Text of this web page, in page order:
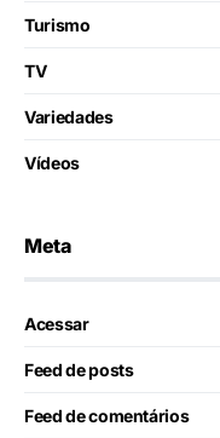
Turismo
TV
Variedades
Vídeos
Meta
Acessar
Feed de posts
Feed de comentários